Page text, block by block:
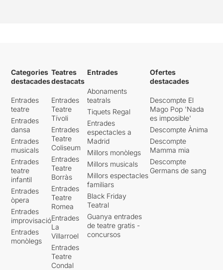
Categories
destacades
Entrades
teatre
Entrades
dansa
Entrades
musicals
Entrades
teatre
infantil
Entrades
òpera
Entrades
improvisació
Entrades
monòlegs
Teatres
destacats
Entrades
Teatre
Tívoli
Entrades
Teatre
Coliseum
Entrades
Teatre
Borràs
Entrades
Teatre
Romea
Entrades
La
Villarroel
Entrades
Teatre
Condal
Entrades
Abonaments
teatrals
Tiquets Regal
Entrades
espectacles a
Madrid
Millors monòlegs
Millors musicals
Millors espectacles
familiars
Black Friday
Teatral
Guanya entrades
de teatre gratis -
concursos
Ofertes
destacades
Descompte El
Mago Pop 'Nada
es imposible'
Descompte Ànima
Descompte
Mamma mia
Descompte
Germans de sang